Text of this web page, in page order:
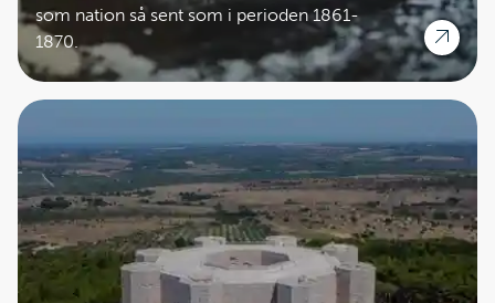
som nation så sent som i perioden 1861-
1870.